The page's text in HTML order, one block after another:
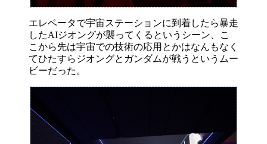
エレベータで宇宙ステーションに到着したら暴走
したAIジオングが襲ってくるというシーン、こ
こから先は宇宙での技術の応用とかはなんもなく
てひたすらジオングとガンダムが戦うというムー
ビーだった。